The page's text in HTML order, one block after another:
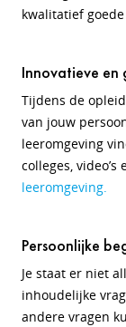
kwalitatief
Innovatieve en
Tijdens de
van jouw
leeromgeving
colleges,
leeromgeving.
Persoonlijke
Je staat er niet
inhoudelijke
andere vragen